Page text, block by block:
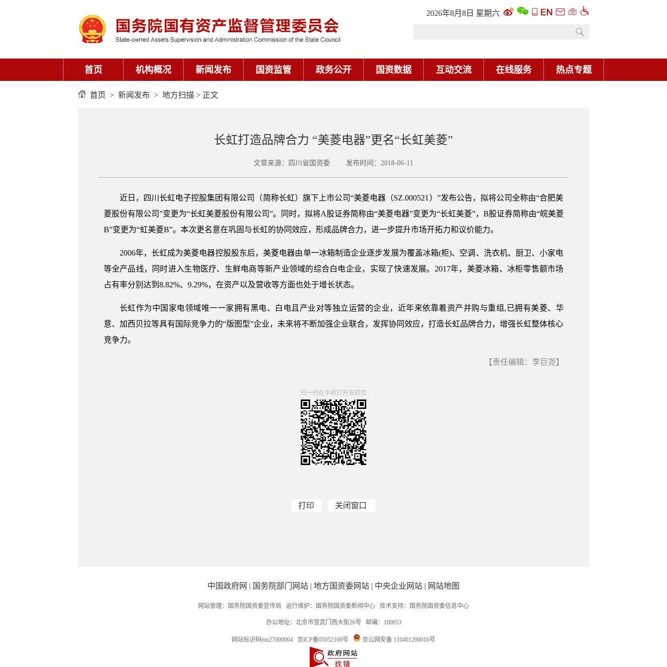
2026年8月8日 星期六
首页 机构概况 新闻发布 国资监管 政务公开 国资数据 互动交流 在线服务 热点专题
首页 > 新闻发布 > 地方扫描 > 正文
长虹打造品牌合力 “美菱电器”更名“长虹美菱”
文章来源：四川省国资委 发布时间：2018-06-11
近日，四川长虹电子控股集团有限公司（简称长虹）旗下上市公司“美菱电器（SZ.000521）”发布公告，拟将公司全称由“合肥美
菱股份有限公司”变更为“长虹美菱股份有限公司”。同时，拟将A股证券简称由“美菱电器”变更为“长虹美菱”，B股证券简称由“皖美菱
B”变更为“虹美菱B”。本次更名意在巩固与长虹的协同效应，形成品牌合力，进一步提升市场开拓力和议价能力。
2006年，长虹成为美菱电器控股股东后，美菱电器由单一冰箱制造企业逐步发展为覆盖冰箱(柜)、空调、洗衣机、厨卫、小家电
等全产品线，同时进入生物医疗、生鲜电商等新产业领域的综合白电企业，实现了快速发展。2017年，美菱冰箱、冰柜零售额市场
占有率分别达到8.82%、9.29%，在资产以及营收等方面也处于增长状态。
长虹作为中国家电领域唯一一家拥有黑电、白电且产业对等独立运营的企业，近年来依靠着资产并购与重组,已拥有美菱、华
意、加西贝拉等具有国际竞争力的“版图型”企业，未来将不断加强企业联合，发挥协同效应，打造长虹品牌合力，增强长虹整体核心
竞争力。
【责任编辑：李巨尧】
扫一扫在手机打开当前页
打印 关闭窗口